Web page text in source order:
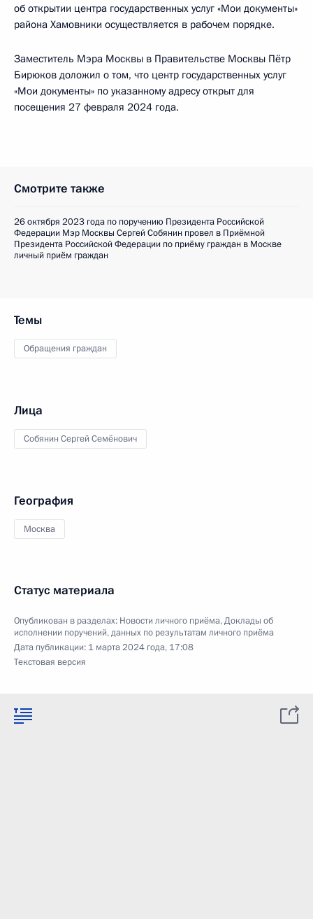
об открытии центра государственных услуг «Мои документы»
района Хамовники осуществляется в рабочем порядке.
Заместитель Мэра Москвы в Правительстве Москвы Пётр
Бирюков доложил о том, что центр государственных услуг
«Мои документы» по указанному адресу открыт для
посещения 27 февраля 2024 года.
Смотрите также
26 октября 2023 года по поручению Президента Российской
Федерации Мэр Москвы Сергей Собянин провел в Приёмной
Президента Российской Федерации по приёму граждан в Москве
личный приём граждан
Темы
Обращения граждан
Лица
Собянин Сергей Семёнович
География
Москва
Статус материала
Опубликован в разделах: Новости личного приёма,Доклады об
исполнении поручений, данных по результатам личного приёма
Дата публикации: 1 марта 2024 года, 17:08
Текстовая версия